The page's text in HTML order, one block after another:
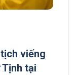
viếng
tại